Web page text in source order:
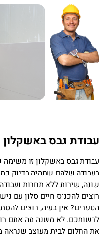
עבודת גבס באשקלון
עבודת גבס באשקלון זו משימה
בעבודה שלהם שתהיה בדיוק
שונה, שירות ללא תחרות
רוצים להכניס חיים סלון עם
הספרים? אין בעיה, רוצים
לרשותכם. לא משנה מה אתם
את החלום לבית מעוצב שנראה